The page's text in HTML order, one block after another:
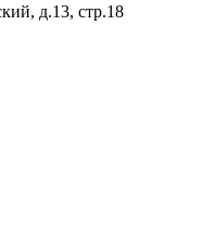
д.13, стр.18